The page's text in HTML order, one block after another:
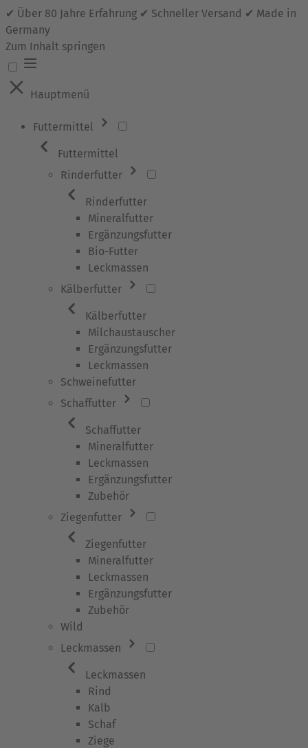
✔ Über 80 Jahre Erfahrung ✔ Schneller Versand ✔ Made in
Germany
Zum Inhalt springen
Hauptmenü
Futtermittel
Futtermittel
Rinderfutter
Rinderfutter
Mineralfutter
Ergänzungsfutter
Bio-Futter
Leckmassen
Kälberfutter
Kälberfutter
Milchaustauscher
Ergänzungsfutter
Leckmassen
Schweinefutter
Schaffutter
Schaffutter
Mineralfutter
Leckmassen
Ergänzungsfutter
Zubehör
Ziegenfutter
Ziegenfutter
Mineralfutter
Leckmassen
Ergänzungsfutter
Zubehör
Wild
Leckmassen
Leckmassen
Rind
Kalb
Schaf
Ziege